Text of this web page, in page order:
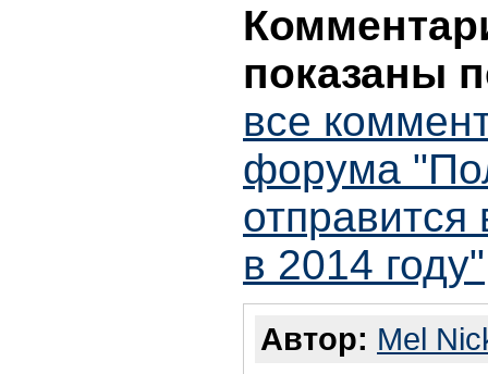
показаны
все
форума
отправится
в 2014 году"
Автор: Mel